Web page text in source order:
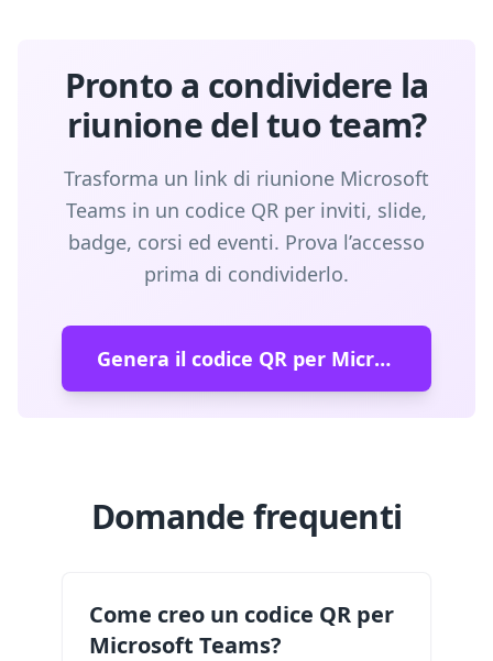
Pronto a condividere la
riunione del tuo team?
Trasforma un link di riunione Microsoft
Teams in un codice QR per inviti, slide,
badge, corsi ed eventi. Prova l’accesso
prima di condividerlo.
Genera il codice QR per Microsoft Teams
Domande frequenti
Come creo un codice QR per
Microsoft Teams?